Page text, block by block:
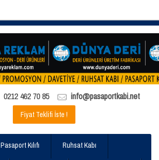
0212 462 70 85 info@pasaportkabi.net
Fiyat Teklifi İste !
Pasaport Kılıfı Ruhsat Kabı